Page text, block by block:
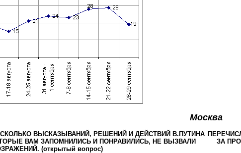
Москва
ВЫСКАЗЫВАНИЙ, РЕШЕНИЙ И ДЕЙСТВИЙ В.ПУТИНА
ВАМ ЗАПОМНИЛИСЬ И ПОНРАВИЛИСЬ, НЕ ВЫЗВАЛИ
(открытый вопрос)
ЗА